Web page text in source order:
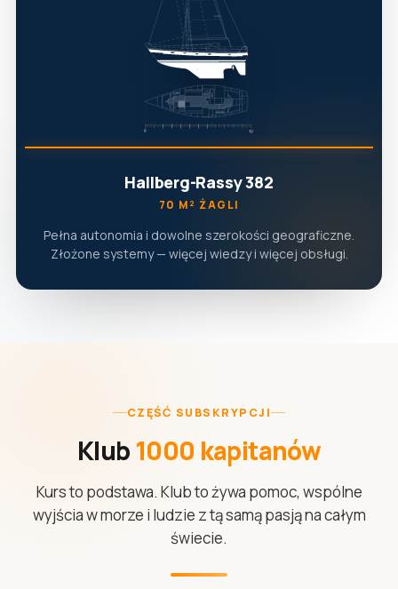
Hallberg-Rassy 382
70 M² ŻAGLI
Pełna autonomia i dowolne szerokości geograficzne.
Złożone systemy — więcej wiedzy i więcej obsługi.
CZĘŚĆ SUBSKRYPCJI
Klub 1000 kapitanów
Kurs to podstawa. Klub to żywa pomoc, wspólne
wyjścia w morze i ludzie z tą samą pasją na całym
świecie.